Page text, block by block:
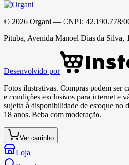
© 2026 Organi — CNPJ: 42.190.778/
Pituba, Avenida Manoel Dias da Silva,
Desenvolvido por
Fotos ilustrativas. Compras podem ser
e condições exclusivos para internet e
sujeita à disponibilidade de estoque no
18 anos. Beba com moderação.
Ver carrinho
Loja